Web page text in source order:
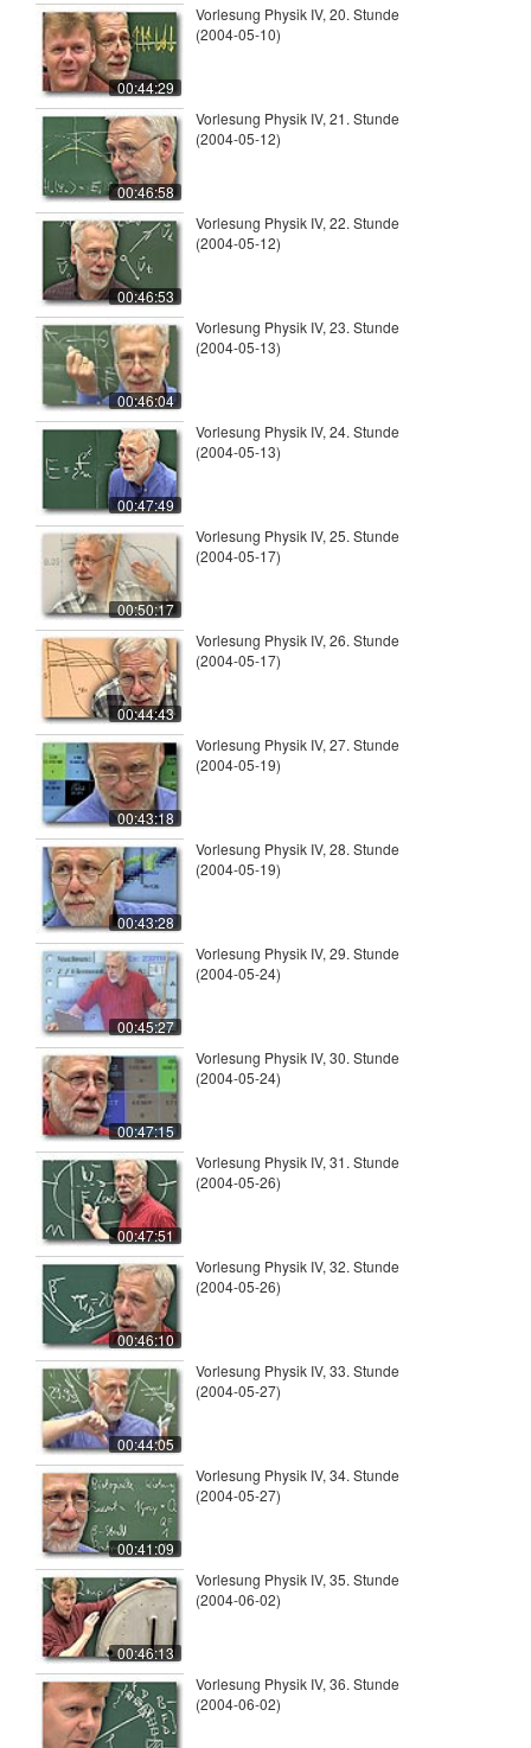
00:44:29
Vorlesung Physik IV, 20. Stunde
(2004-05-10)
00:46:58
Vorlesung Physik IV, 21. Stunde
(2004-05-12)
00:46:53
Vorlesung Physik IV, 22. Stunde
(2004-05-12)
00:46:04
Vorlesung Physik IV, 23. Stunde
(2004-05-13)
00:47:49
Vorlesung Physik IV, 24. Stunde
(2004-05-13)
00:50:17
Vorlesung Physik IV, 25. Stunde
(2004-05-17)
00:44:43
Vorlesung Physik IV, 26. Stunde
(2004-05-17)
00:43:18
Vorlesung Physik IV, 27. Stunde
(2004-05-19)
00:43:28
Vorlesung Physik IV, 28. Stunde
(2004-05-19)
00:45:27
Vorlesung Physik IV, 29. Stunde
(2004-05-24)
00:47:15
Vorlesung Physik IV, 30. Stunde
(2004-05-24)
00:47:51
Vorlesung Physik IV, 31. Stunde
(2004-05-26)
00:46:10
Vorlesung Physik IV, 32. Stunde
(2004-05-26)
00:44:05
Vorlesung Physik IV, 33. Stunde
(2004-05-27)
00:41:09
Vorlesung Physik IV, 34. Stunde
(2004-05-27)
00:46:13
Vorlesung Physik IV, 35. Stunde
(2004-06-02)
Vorlesung Physik IV, 36. Stunde
(2004-06-02)